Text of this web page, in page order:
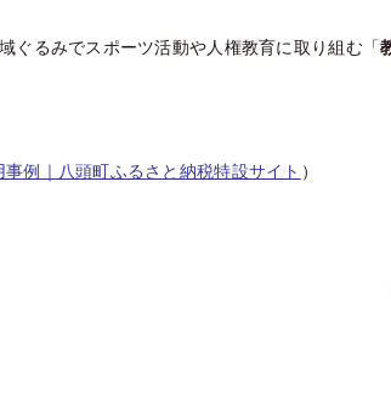
ぐるみでスポーツ活動や人権教育に取り組む「
事例｜八頭町ふるさと納税特設サイト ）